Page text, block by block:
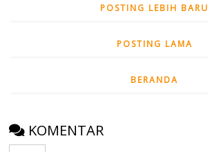
POSTING LEBIH BARU
POSTING LAMA
BERANDA
KOMENTAR